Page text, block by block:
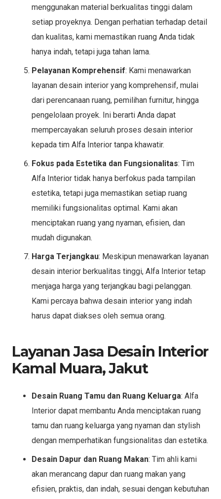
menggunakan material berkualitas tinggi dalam
setiap proyeknya. Dengan perhatian terhadap detail
dan kualitas, kami memastikan ruang Anda tidak
hanya indah, tetapi juga tahan lama.
Pelayanan Komprehensif: Kami menawarkan
layanan desain interior yang komprehensif, mulai
dari perencanaan ruang, pemilihan furnitur, hingga
pengelolaan proyek. Ini berarti Anda dapat
mempercayakan seluruh proses desain interior
kepada tim Alfa Interior tanpa khawatir.
Fokus pada Estetika dan Fungsionalitas: Tim
Alfa Interior tidak hanya berfokus pada tampilan
estetika, tetapi juga memastikan setiap ruang
memiliki fungsionalitas optimal. Kami akan
menciptakan ruang yang nyaman, efisien, dan
mudah digunakan.
Harga Terjangkau: Meskipun menawarkan layanan
desain interior berkualitas tinggi, Alfa Interior tetap
menjaga harga yang terjangkau bagi pelanggan.
Kami percaya bahwa desain interior yang indah
harus dapat diakses oleh semua orang.
Layanan Jasa Desain Interior
Kamal Muara, Jakut
Desain Ruang Tamu dan Ruang Keluarga: Alfa
Interior dapat membantu Anda menciptakan ruang
tamu dan ruang keluarga yang nyaman dan stylish
dengan memperhatikan fungsionalitas dan estetika.
Desain Dapur dan Ruang Makan: Tim ahli kami
akan merancang dapur dan ruang makan yang
efisien, praktis, dan indah, sesuai dengan kebutuhan